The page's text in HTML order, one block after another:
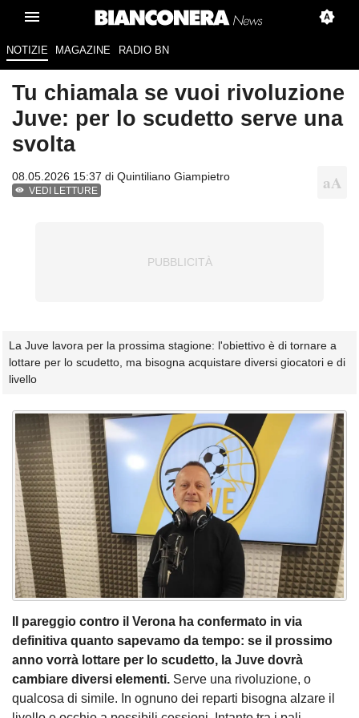
NOTIZIE MAGAZINE RADIO BN
Tu chiamala se vuoi rivoluzione
Juve: per lo scudetto serve una
svolta
08.05.2026 15:37 di Quintiliano Giampietro
VEDI LETTURE
La Juve lavora per la prossima stagione: l'obiettivo è di tornare a
lottare per lo scudetto, ma bisogna acquistare diversi giocatori e di
livello
Il pareggio contro il Verona ha confermato in via
definitiva quanto sapevamo da tempo: se il prossimo
anno vorrà lottare per lo scudetto, la Juve dovrà
cambiare diversi elementi. Serve una rivoluzione, o
qualcosa di simile. In ognuno dei reparti bisogna alzare il